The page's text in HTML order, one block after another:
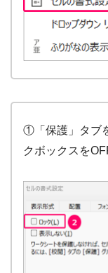
①「保護」タブ
クボックスを